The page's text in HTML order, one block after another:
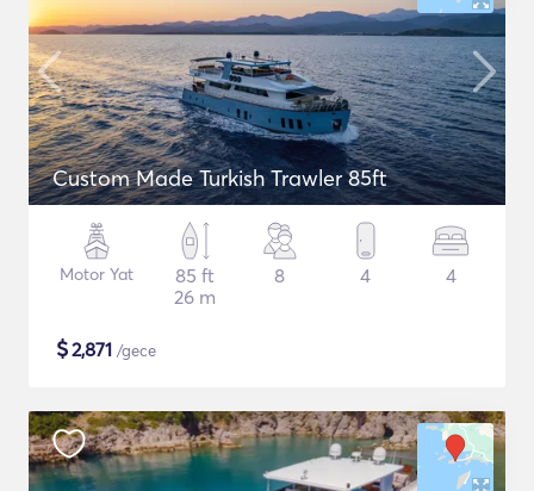
Custom Made Turkish Trawler 85ft
Motor Yat
85 ft
26 m
8 4 4
$2,871 /gece